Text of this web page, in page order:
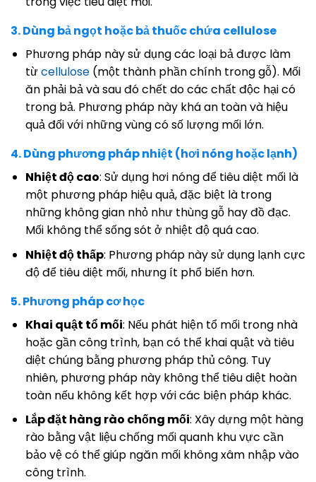
3. Dùng bả ngọt hoặc bả thuốc chứa cellulose
Phương pháp này sử dụng các loại bả được làm
từcellulose(một thành phần chính trong gỗ). Mối
ăn phải bả và sau đó chết do các chất độc hại có
trong bả. Phương pháp này khá an toàn và hiệu
quả đối với những vùng có số lượng mối lớn.
4. Dùng phương pháp nhiệt (hơi nóng hoặc lạnh)
Nhiệt độ cao: Sử dụng hơi nóng để tiêu diệt mối là
một phương pháp hiệu quả, đặc biệt là trong
những không gian nhỏ như thùng gỗ hay đồ đạc.
Mối không thể sống sót ở nhiệt độ quá cao.
Nhiệt độ thấp: Phương pháp này sử dụng lạnh cực
độ để tiêu diệt mối, nhưng ít phổ biến hơn.
5. Phương pháp cơ học
Khai quật tổ mối: Nếu phát hiện tổ mối trong nhà
hoặc gần công trình, bạn có thể khai quật và tiêu
diệt chúng bằng phương pháp thủ công. Tuy
nhiên, phương pháp này không thể tiêu diệt hoàn
toàn nếu không kết hợp với các biện pháp khác.
Lắp đặt hàng rào chống mối: Xây dựng một hàng
rào bằng vật liệu chống mối quanh khu vực cần
bảo vệ có thể giúp ngăn mối không xâm nhập vào
công trình.